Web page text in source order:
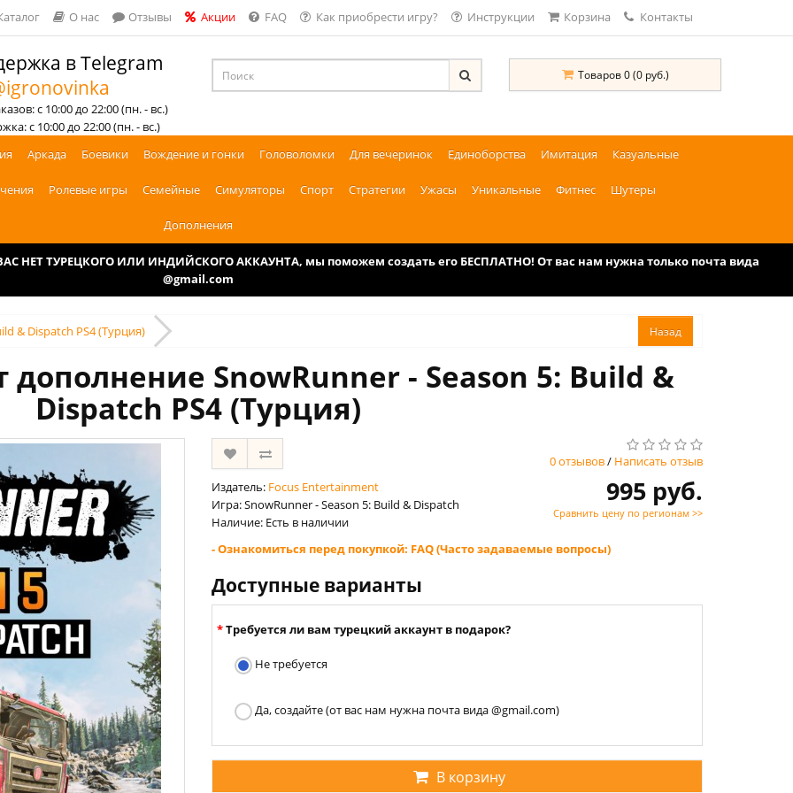
О нас Отзывы Акции FAQ Как приобрести игру? Инструкции Корзина Контакты
в Telegram
с 10:00 до 22:00 (пн. - вс.)
с 10:00 до 22:00 (пн. - вс.)
Товаров 0 (0 руб.)
Аркада Боевики Вождение и гонки Головоломки Для вечеринок Единоборства Имитация Казуальные
Ролевые игры Семейные Симуляторы Спорт Стратегии Ужасы Уникальные Фитнес Шутеры
Дополнения
НЕТ ТУРЕЦКОГО ИЛИ ИНДИЙСКОГО АККАУНТА, мы поможем создать его БЕСПЛАТНО! От вас нам нужна только почта вида
@gmail.com
& Dispatch PS4 (Турция)
дополнение SnowRunner - Season 5: Build &
Dispatch PS4 (Турция)
0 отзывов/ Написать отзыв
Издатель: Focus Entertainment
Игра: SnowRunner - Season 5: Build & Dispatch
Наличие: Есть в наличии
995 руб.
Сравнить цену по регионам >>
- Ознакомиться перед покупкой: FAQ (Часто задаваемые вопросы)
Доступные варианты
Требуется ли вам турецкий аккаунт в подарок?
Не требуется
Да, создайте (от вас нам нужна почта вида @gmail.com)
В корзину